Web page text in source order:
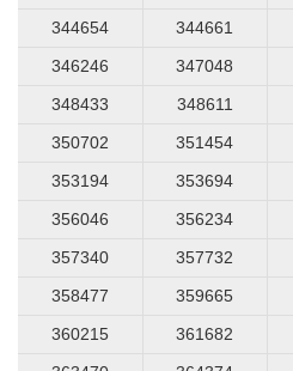
344654
344661
346246
347048
348433
348611
350702
351454
353194
353694
356046
356234
357340
357732
358477
359665
360215
361682